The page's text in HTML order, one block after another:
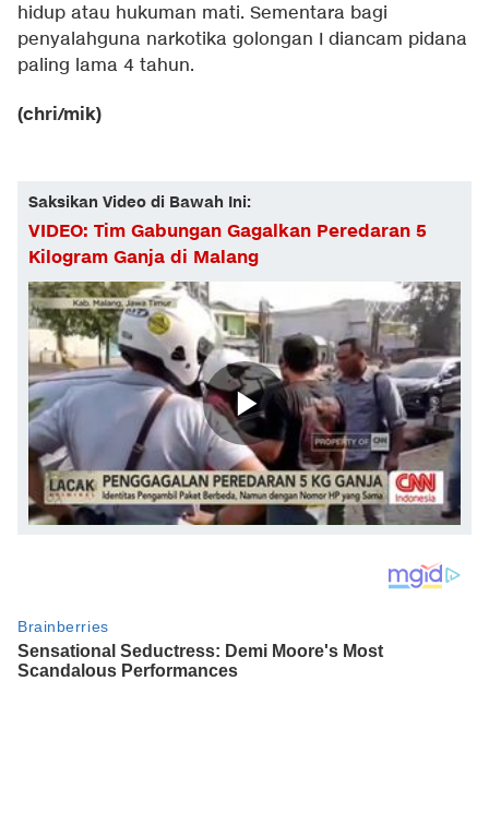
hidup atau hukuman mati. Sementara bagi
penyalahguna narkotika golongan I diancam pidana
paling lama 4 tahun.
(chri/mik)
Saksikan Video di Bawah Ini:
VIDEO: Tim Gabungan Gagalkan Peredaran 5
Kilogram Ganja di Malang